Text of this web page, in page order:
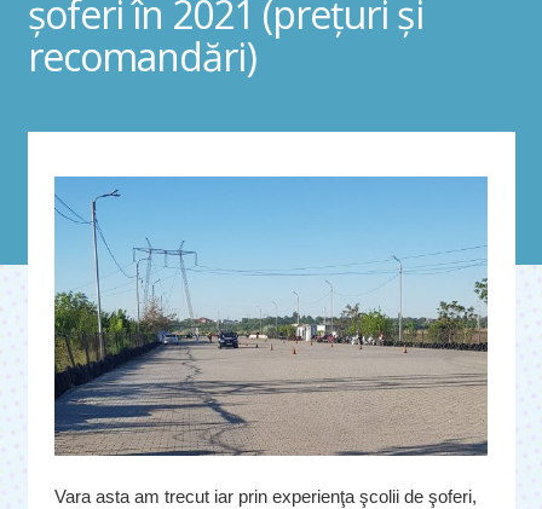
șoferi în 2021 (prețuri și
recomandări)
Vara asta am trecut iar prin experienţa şcolii de şoferi,